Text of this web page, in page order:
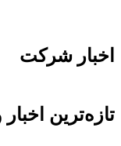
اخبار شرکت
تازه‌ترین